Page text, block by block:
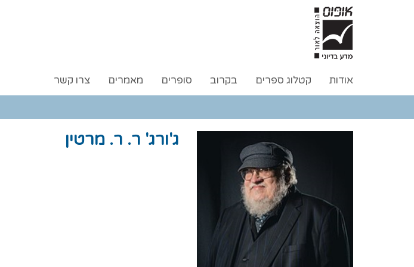
אודות קטלוג ספרים בקרוב סופרים מאמרים צרו קשר
ג'ורג' ר. ר. מרטין